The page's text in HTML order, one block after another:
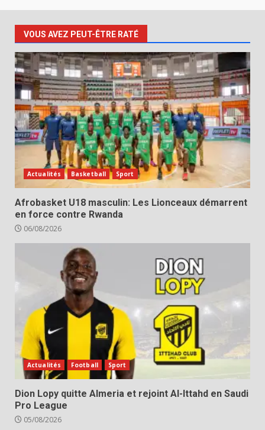
VOUS AVEZ PEUT-ÊTRE RATÉ
Actualités Basketball Sport
Afrobasket U18 masculin: Les Lionceaux démarrent
en force contre Rwanda
06/08/2026
Actualités Football Sport
Dion Lopy quitte Almeria et rejoint Al-Ittahd en Saudi
Pro League
05/08/2026